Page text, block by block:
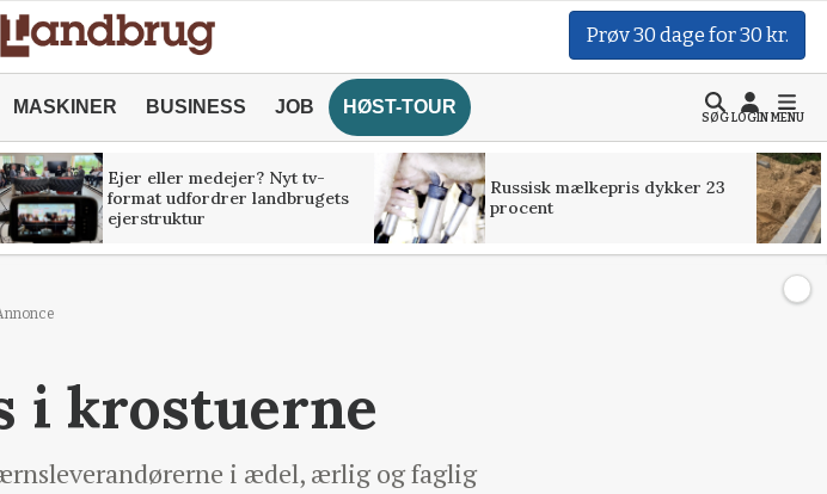
Prøv 30 dage for 30 kr.
MASKINER BUSINESS JOB HØST-TOUR
SØGLOGINMENU
Ejer eller medejer? Nyt tv-
format udfordrer landbrugets
ejerstruktur
Russisk mælkepris dykker 23
procent
i krostuerne
i ædel, ærlig og faglig